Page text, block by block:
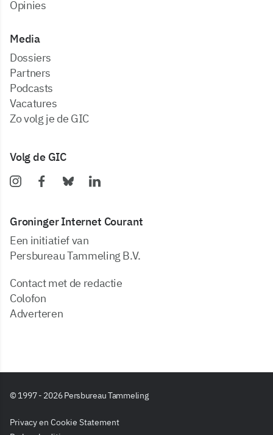
Opinies
Media
dossiers
partners
podcasts
vacatures
zo volg je de GIC
Volg de GIC
Groninger Internet Courant
Een initiatief van
Persbureau Tammeling B.V.
Contact met de redactie
Colofon
Adverteren
© 1997 - 2026 Persbureau Tammeling
Privacy en Cookie Statement